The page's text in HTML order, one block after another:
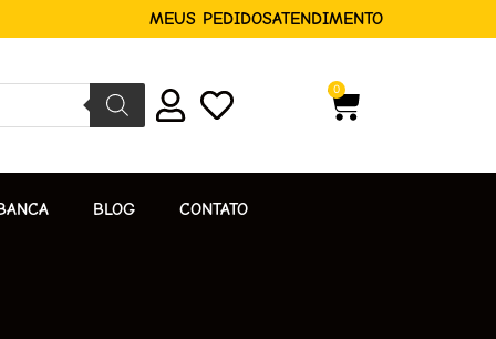
MEUS PEDIDOSATENDIMENTO
0
BLOG CONTATO